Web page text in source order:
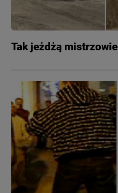
Tak jeżdżą mistrzowie